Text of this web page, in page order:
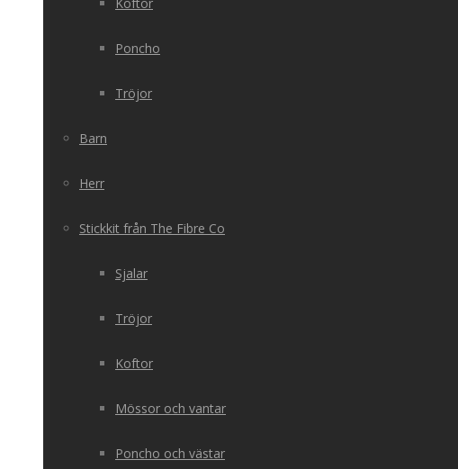
Poncho
Tröjor
Barn
Herr
Stickkit från The Fibre Co
Sjalar
Tröjor
Koftor
Mössor och vantar
Poncho och västar